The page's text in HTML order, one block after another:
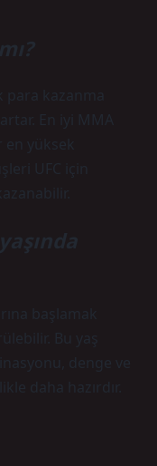
para kazanma
En iyi MMA
yüksek
UFC için
başlamak
Bu yaş
denge ve
daha hazırdır.